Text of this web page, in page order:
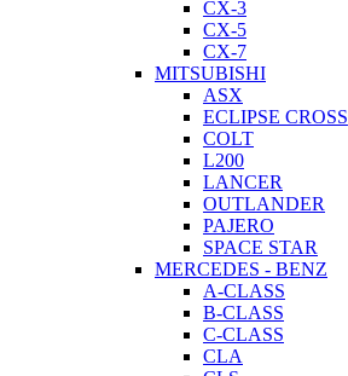
CX-3
CX-5
CX-7
MITSUBISHI
ASX
ECLIPSE CROSS
COLT
L200
LANCER
OUTLANDER
PAJERO
SPACE STAR
MERCEDES - BENZ
A-CLASS
B-CLASS
C-CLASS
CLA